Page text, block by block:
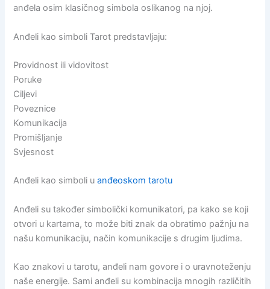
anđela osim klasičnog simbola oslikanog na njoj.
Anđeli kao simboli Tarot predstavljaju:
Providnost ili vidovitost
Poruke
Ciljevi
Poveznice
Komunikacija
Promišljanje
Svjesnost
Anđeli kao simboli u anđeoskom tarotu
Anđeli su također simbolički komunikatori, pa kako se koji
otvori u kartama, to može biti znak da obratimo pažnju na
našu komunikaciju, način komunikacije s drugim ljudima.
Kao znakovi u tarotu, anđeli nam govore i o uravnoteženju
naše energije. Sami anđeli su kombinacija mnogih različitih